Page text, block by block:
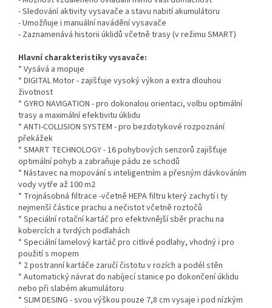
- Sledování aktivity vysavače a stavu nabití akumulátoru
- Umožňuje i manuální navádění vysavače
- Zaznamenává historii úklidů včetně trasy (v režimu SMART)
Hlavní charakteristiky vysavače:
* Vysává a mopuje
* DIGITAL Motor - zajišťuje vysoký výkon a extra dlouhou
životnost
* GYRO NAVIGATION - pro dokonalou orientaci, volbu optimální
trasy a maximální efektivitu úklidu
* ANTI-COLLISION SYSTEM - pro bezdotykové rozpoznání
překážek
* SMART TECHNOLOGY - 16 pohybových senzorů zajišťuje
optimální pohyb a zabraňuje pádu ze schodů
* Nástavec na mopování s inteligentním a přesným dávkováním
vody vytře až 100 m2
* Trojnásobná filtrace -včetně HEPA filtru který zachytí i ty
nejmenší částice prachu a nečistot včetně roztočů
* Speciální rotační kartáč pro efektivnější sběr prachu na
kobercích a tvrdých podlahách
* Speciální lamelový kartáč pro citlivé podlahy, vhodný i pro
použití s mopem
* 2 postranní kartáče zaručí čistotu v rozích a podél stěn
* Automatický návrat do nabíjecí stanice po dokončení úklidu
nebo při slabém akumulátoru
* SLIM DESING - svou výškou pouze 7,8 cm vysaje i pod nízkým